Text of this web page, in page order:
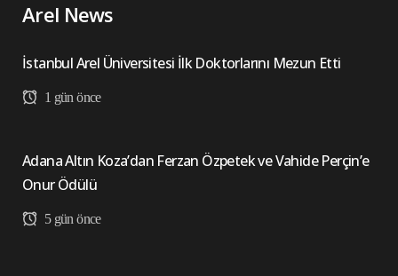
Arel News
İstanbul Arel Üniversitesi İlk Doktorlarını Mezun Etti
1 gün önce
Adana Altın Koza’dan Ferzan Özpetek ve Vahide Perçin’e
Onur Ödülü
5 gün önce